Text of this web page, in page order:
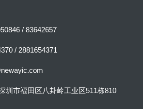
/ 83642657
/ 2881654371
圳市福田区八卦岭工业区511栋810